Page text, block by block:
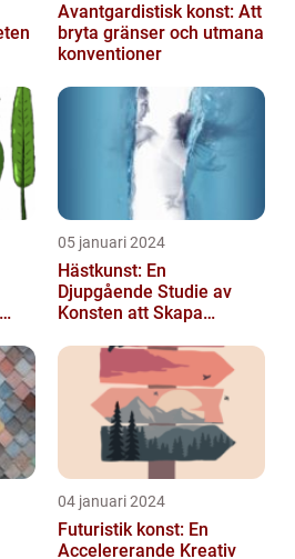
Avantgardistisk konst: Att
bryta gränser och utmana
konventioner
05 januari 2024
Hästkunst: En
Djupgående Studie av
Konsten att Skapa
04 januari 2024
Futuristik konst: En
Accelererande Kreativ